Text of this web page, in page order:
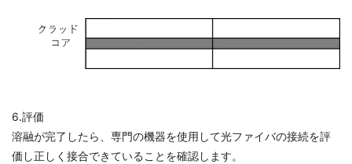
6.評価
溶融が完了したら、専門の機器を使用して光ファイバの接続を評
価し正しく接合できていることを確認します。